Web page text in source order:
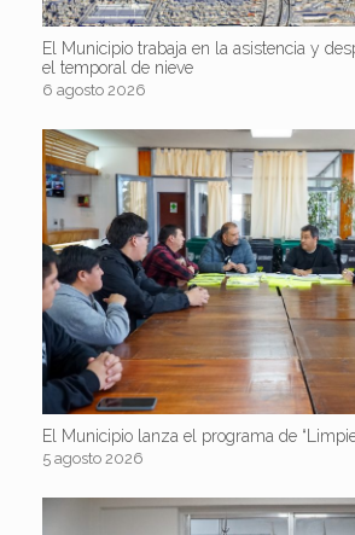
El Municipio trabaja en la asistencia y
el temporal de nieve
6 agosto 2026
El Municipio lanza el programa de
5 agosto 2026